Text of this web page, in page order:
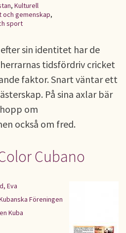
, Kulturell
gemenskap,
sport
sin identitet har de
tidsfördriv cricket
faktor. Snart väntar ett
På sina axlar bär
om
också om fred.
Cubano
Eva
Föreningen
Kuba